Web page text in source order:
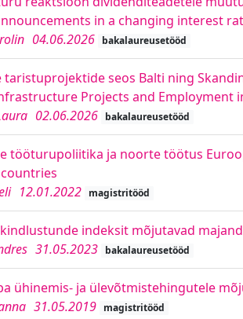
in a changing interest
04.06.2026 bakalaureusetööd
taristuprojektide seos Balti ning
Projects and Employment
02.06.2026 bakalaureusetööd
tööturupoliitika ja noorte töötus
12.01.2022 magistritööd
indeksit mõjutavad
31.05.2023 bakalaureusetööd
ühinemis- ja ülevõtmistehingutele
31.05.2019 magistritööd